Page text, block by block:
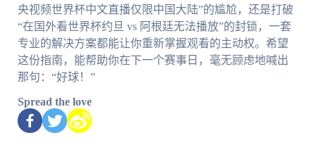
央视频世界杯中文直播仅限中国大陆”的尴尬，还是打破
“在国外看世界杯约旦 vs 阿根廷无法播放”的封锁，一套
专业的解决方案都能让你重新掌握观看的主动权。希望
这份指南，能帮助你在下一个赛事日，毫无顾虑地喊出
那句：“好球！”
Spread the love